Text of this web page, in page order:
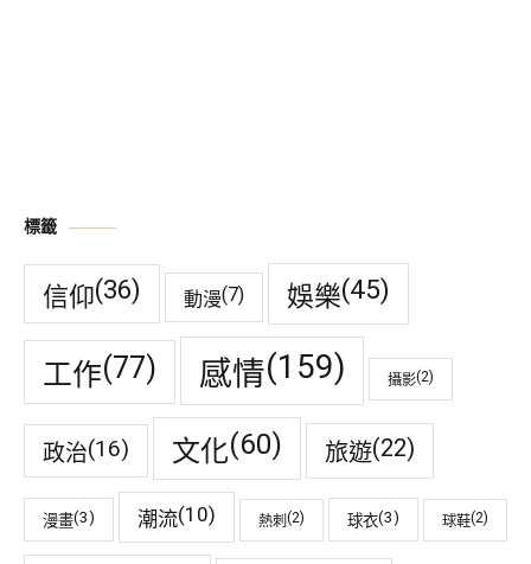
標籤
信仰(36) 動漫(7) 娛樂(45)
工作(77) 感情(159) 攝影(2)
政治(16) 文化(60) 旅遊(22)
漫畫(3) 潮流(10) 熱刺 (2) 球衣(3) 球鞋(2)